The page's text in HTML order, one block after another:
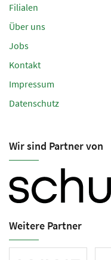
Filialen
Über uns
Jobs
Kontakt
Impressum
Datenschutz
Wir sind Partner von
Weitere Partner